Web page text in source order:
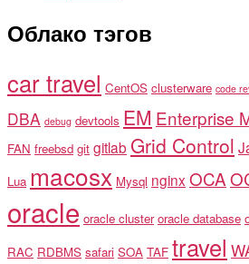
Облако тэгов
car travel CentOS clusterware code
DBA debug devtools EM Enterprise
FAN freebsd git gitlab Grid Control
Lua macosx Mysql nginx OCA
oracle oracle cluster oracle database
RAC RDBMS safari SOA TAF travel